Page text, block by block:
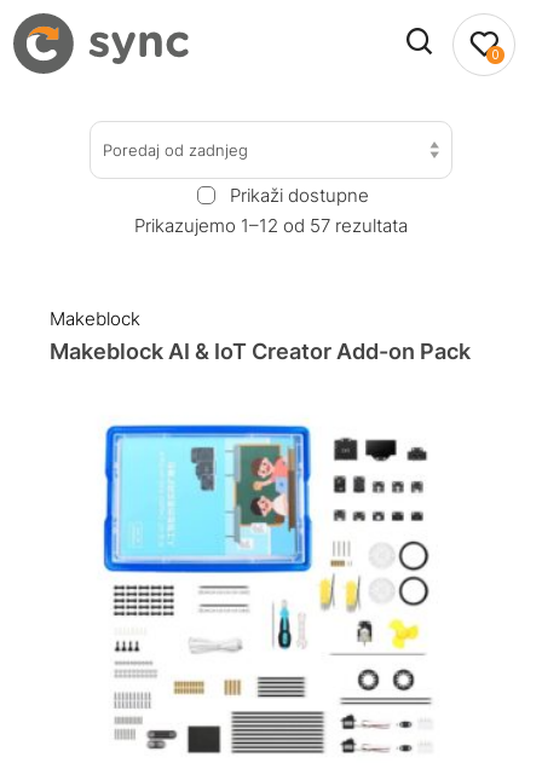
0
Poredaj od zadnjeg
Prikaži dostupne
Prikazujemo 1–12 od 57 rezultata
Makeblock
Makeblock AI & IoT Creator Add-on Pack